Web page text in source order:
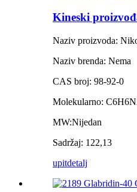
Kineski
Naziv proizvoda:
Naziv brenda: Nema
CAS broj: 98-92-0
Molekularno:
MW:Nijedan
Sadržaj: 122,13
upitdetalj